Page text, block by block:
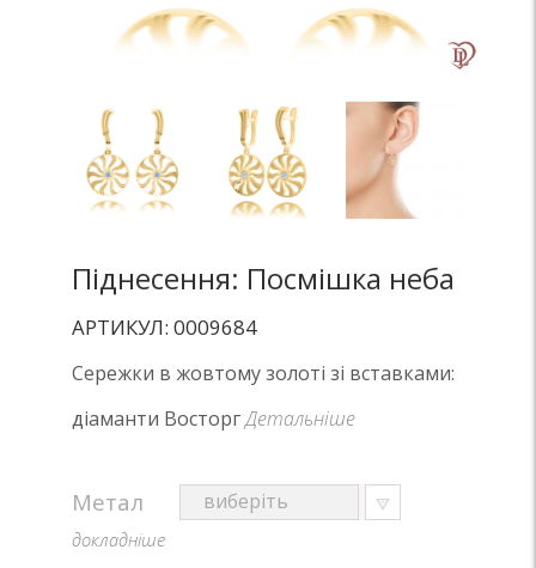
Піднесення: Посмішка неба
АРТИКУЛ: 0009684
Сережки в жовтому золоті зі вставками:
діаманти ВосторгДетальніше
Метал
докладніше